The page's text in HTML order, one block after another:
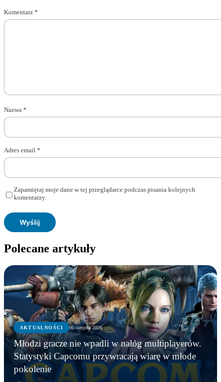
Komentarz *
Nazwa *
Adres email *
Zapamiętaj moje dane w tej przeglądarce podczas pisania kolejnych
komentarzy.
Polecane artykuły
AKTUALNOŚCI 06 sierpnia 2026
Młodzi gracze nie wpadli w nałóg multiplayerów.
Statystyki Capcomu przywracają wiarę w młode
pokolenie